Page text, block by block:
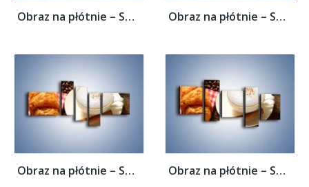
Obraz na płótnie – Spieniona kawa z... Obraz na płótnie – Spieniona kawa z...
Obraz na płótnie – Spieniona kawa z... Obraz na płótnie – Spieniona kawa z...